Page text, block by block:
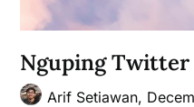
Nguping Twitter
Arif Setiawan,